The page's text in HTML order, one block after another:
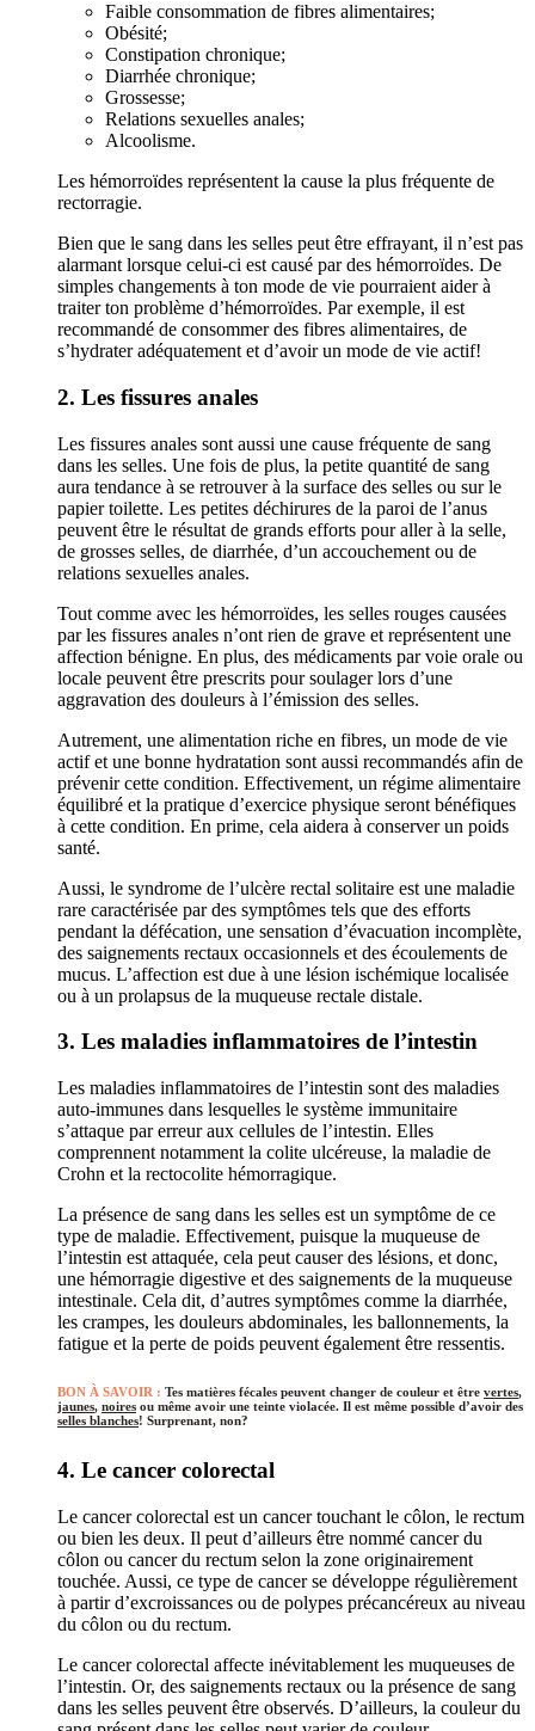
Faible consommation de fibres alimentaires;
Obésité;
Constipation chronique;
Diarrhée chronique;
Grossesse;
Relations sexuelles anales;
Alcoolisme.
Les hémorroïdes représentent la cause la plus fréquente de
rectorragie.
Bien que le sang dans les selles peut être effrayant, il n’est pas
alarmant lorsque celui-ci est causé par des hémorroïdes. De
simples changements à ton mode de vie pourraient aider à
traiter ton problème d’hémorroïdes. Par exemple, il est
recommandé de consommer des fibres alimentaires, de
s’hydrater adéquatement et d’avoir un mode de vie actif!
2. Les fissures anales
Les fissures anales sont aussi une cause fréquente de sang
dans les selles. Une fois de plus, la petite quantité de sang
aura tendance à se retrouver à la surface des selles ou sur le
papier toilette. Les petites déchirures de la paroi de l’anus
peuvent être le résultat de grands efforts pour aller à la selle,
de grosses selles, de diarrhée, d’un accouchement ou de
relations sexuelles anales.
Tout comme avec les hémorroïdes, les selles rouges causées
par les fissures anales n’ont rien de grave et représentent une
affection bénigne. En plus, des médicaments par voie orale ou
locale peuvent être prescrits pour soulager lors d’une
aggravation des douleurs à l’émission des selles.
Autrement, une alimentation riche en fibres, un mode de vie
actif et une bonne hydratation sont aussi recommandés afin de
prévenir cette condition. Effectivement, un régime alimentaire
équilibré et la pratique d’exercice physique seront bénéfiques
à cette condition. En prime, cela aidera à conserver un poids
santé.
Aussi, le syndrome de l’ulcère rectal solitaire est une maladie
rare caractérisée par des symptômes tels que des efforts
pendant la défécation, une sensation d’évacuation incomplète,
des saignements rectaux occasionnels et des écoulements de
mucus. L’affection est due à une lésion ischémique localisée
ou à un prolapsus de la muqueuse rectale distale.
3. Les maladies inflammatoires de l’intestin
Les maladies inflammatoires de l’intestin sont des maladies
auto-immunes dans lesquelles le système immunitaire
s’attaque par erreur aux cellules de l’intestin. Elles
comprennent notamment la colite ulcéreuse, la maladie de
Crohn et la rectocolite hémorragique.
La présence de sang dans les selles est un symptôme de ce
type de maladie. Effectivement, puisque la muqueuse de
l’intestin est attaquée, cela peut causer des lésions, et donc,
une hémorragie digestive et des saignements de la muqueuse
intestinale. Cela dit, d’autres symptômes comme la diarrhée,
les crampes, les douleurs abdominales, les ballonnements, la
fatigue et la perte de poids peuvent également être ressentis.
BON À SAVOIR : Tes matières fécales peuvent changer de couleur et être vertes,
jaunes, noires ou même avoir une teinte violacée. Il est même possible d’avoir des
selles blanches! Surprenant, non?
4. Le cancer colorectal
Le cancer colorectal est un cancer touchant le côlon, le rectum
ou bien les deux. Il peut d’ailleurs être nommé cancer du
côlon ou cancer du rectum selon la zone originairement
touchée. Aussi, ce type de cancer se développe régulièrement
à partir d’excroissances ou de polypes précancéreux au niveau
du côlon ou du rectum.
Le cancer colorectal affecte inévitablement les muqueuses de
l’intestin. Or, des saignements rectaux ou la présence de sang
dans les selles peuvent être observés. D’ailleurs, la couleur du